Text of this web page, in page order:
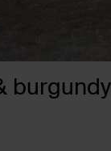
burgundy